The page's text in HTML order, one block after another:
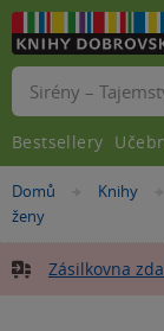
Nacházíte
se
Domů »
Knihy
ženy
Zásilkovna
Bestsellery